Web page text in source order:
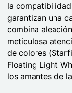
la
garantizan una
combina
meticulosa
de colores
Floating Light
los amantes de